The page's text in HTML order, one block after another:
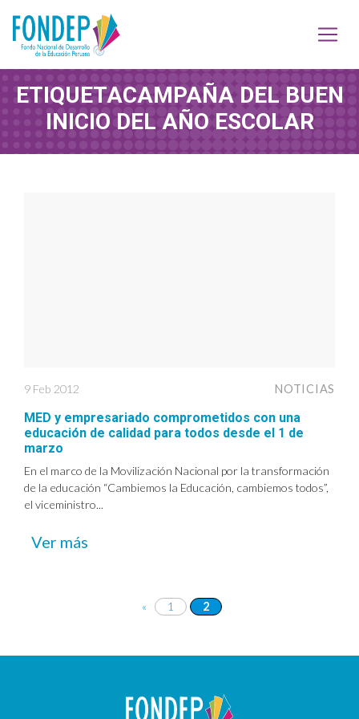
ETIQUETACAMPAÑA DEL BUEN
INICIO DEL AÑO ESCOLAR
9 Feb 2012 NOTICIAS
MED y empresariado comprometidos con una
educación de calidad para todos desde el 1 de
marzo
En el marco de la Movilización Nacional por la transformación
de la educación “Cambiemos la Educación, cambiemos todos”,
el viceministro...
Ver más
« 1 2